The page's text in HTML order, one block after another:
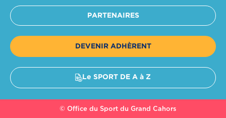
PARTENAIRES
DEVENIR ADHÈRENT
Le SPORT DE A à Z
© Office du Sport du Grand Cahors